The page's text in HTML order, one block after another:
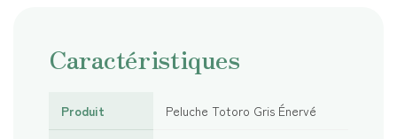
Caractéristiques
Produit Peluche Totoro Gris Énervé